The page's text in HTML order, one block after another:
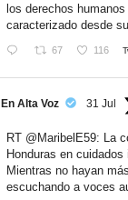
los derechos
caracterizado desde su
67 116
En Alta Voz 31 Jul
RT @MaribelE59: La
Honduras en cuidados
Mientras no hayan
escuchando a voces